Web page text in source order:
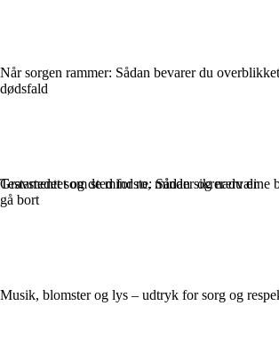
Når sorgen rammer: Sådan bevarer du
dødsfald
Testamentet og de mindste: Sådan sikrer du dine
gå bort
Musik, blomster og lys – udtryk for sorg og
Gravstedet som sted for ro, minder og nærvær